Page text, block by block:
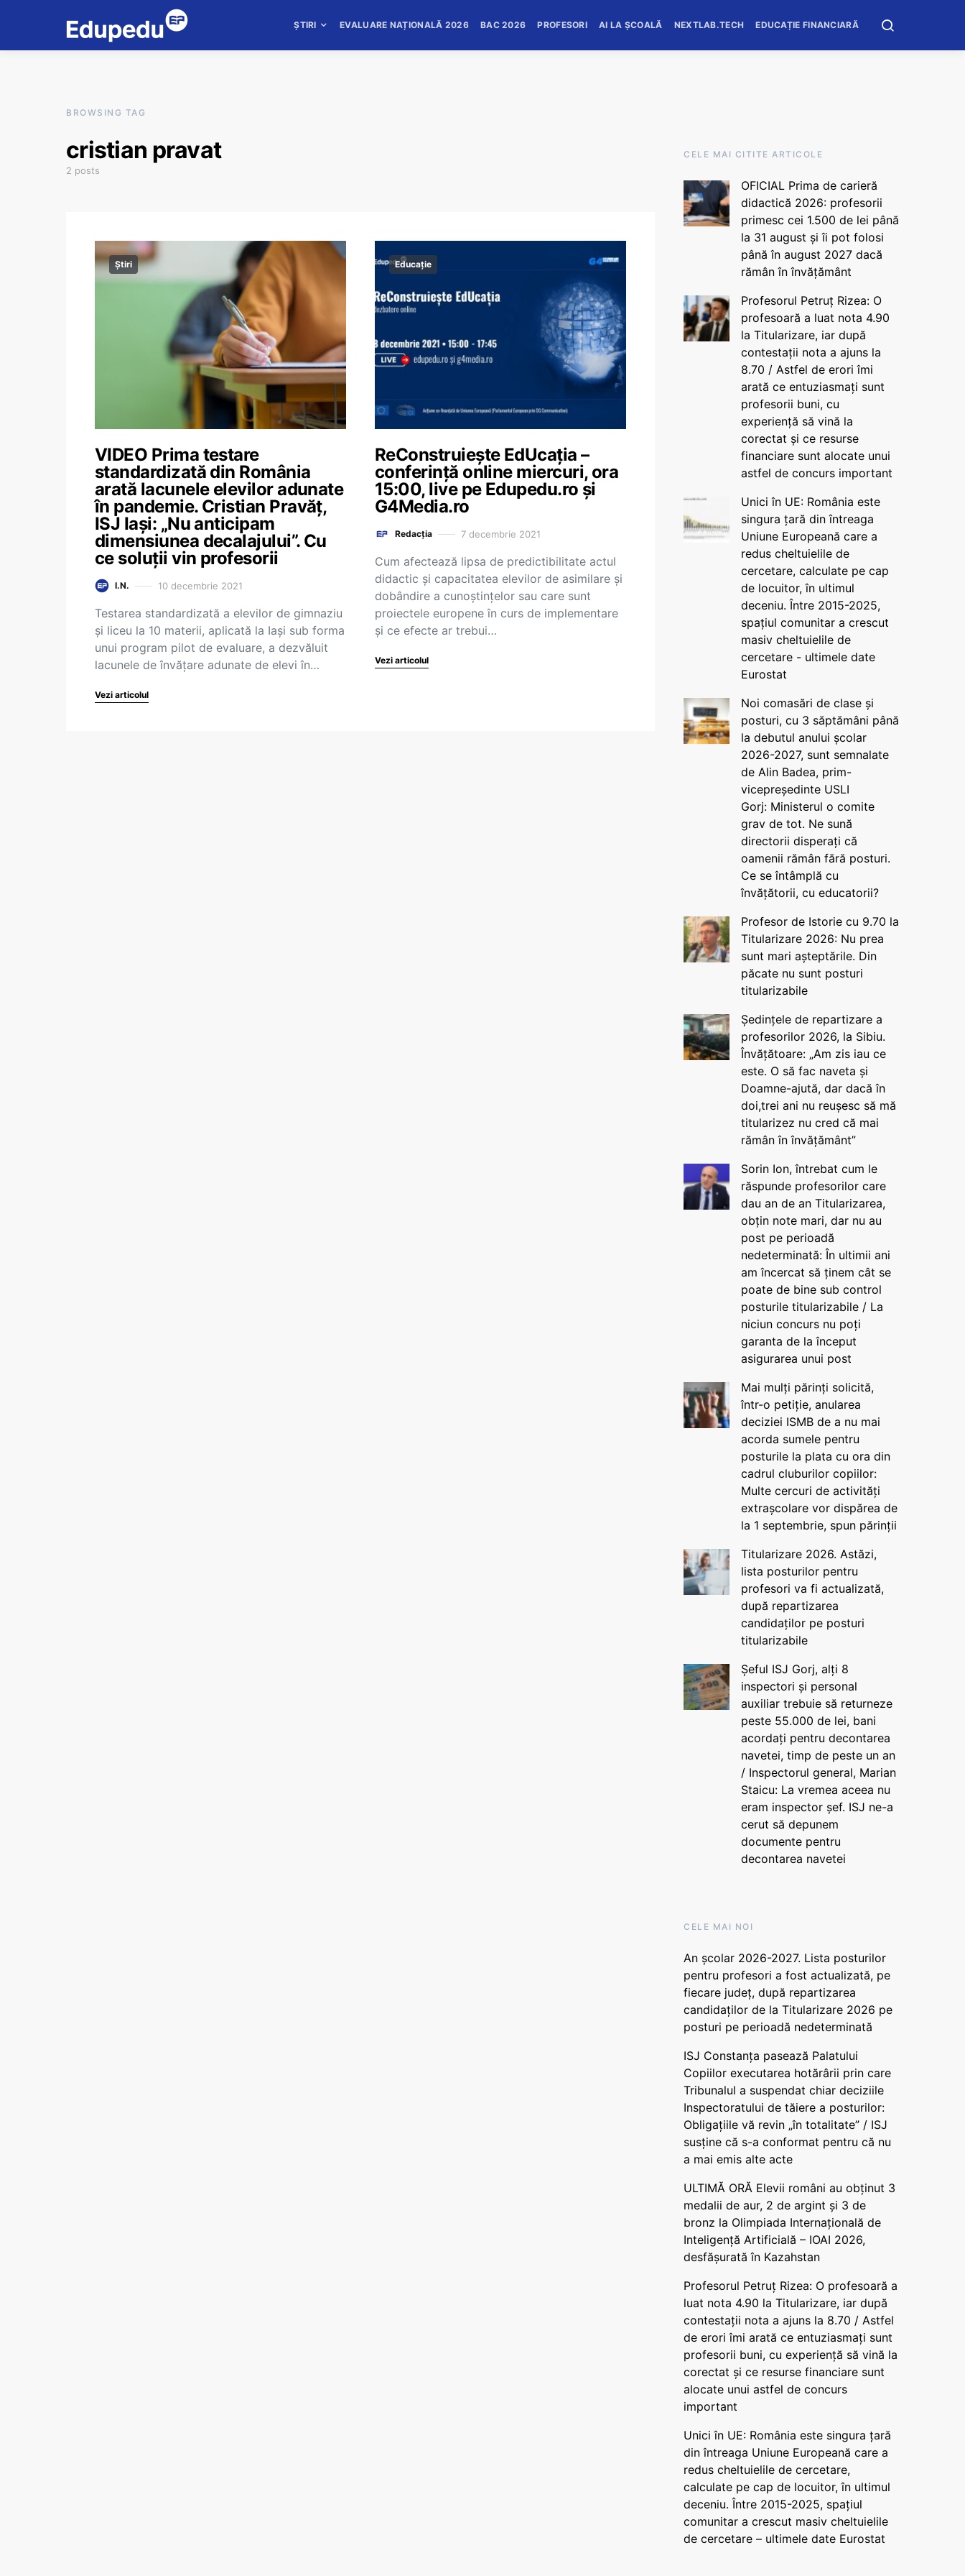
ȘTIRI EVALUARE NAȚIONALĂ 2026 BAC 2026 PROFESORI AI LA ȘCOALĂ NEXTLAB.TECH EDUCAȚIE FINANCIARĂ
BROWSING TAG
cristian pravat
2 posts
Știri
VIDEO Prima testare
standardizată din România
arată lacunele elevilor adunate
în pandemie. Cristian Pravăț,
ISJ Iași: „Nu anticipam
dimensiunea decalajului”. Cu
ce soluții vin profesorii
I.N. 10 decembrie 2021
Testarea standardizată a elevilor de gimnaziu
și liceu la 10 materii, aplicată la Iași sub forma
unui program pilot de evaluare, a dezvăluit
lacunele de învățare adunate de elevi în…
Vezi articolul
Educație
ReConstruiește EdUcația –
conferință online miercuri, ora
15:00, live pe Edupedu.ro și
G4Media.ro
Redacția 7 decembrie 2021
Cum afectează lipsa de predictibilitate actul
didactic și capacitatea elevilor de asimilare și
dobândire a cunoștințelor sau care sunt
proiectele europene în curs de implementare
și ce efecte ar trebui…
Vezi articolul
CELE MAI CITITE ARTICOLE
OFICIAL Prima de carieră
didactică 2026: profesorii
primesc cei 1.500 de lei până
la 31 august și îi pot folosi
până în august 2027 dacă
rămân în învățământ
Profesorul Petruț Rizea: O
profesoară a luat nota 4.90
la Titularizare, iar după
contestații nota a ajuns la
8.70 / Astfel de erori îmi
arată ce entuziasmați sunt
profesorii buni, cu
experiență să vină la
corectat și ce resurse
financiare sunt alocate unui
astfel de concurs important
Unici în UE: România este
singura țară din întreaga
Uniune Europeană care a
redus cheltuielile de
cercetare, calculate pe cap
de locuitor, în ultimul
deceniu. Între 2015-2025,
spațiul comunitar a crescut
masiv cheltuielile de
cercetare - ultimele date
Eurostat
Noi comasări de clase și
posturi, cu 3 săptămâni până
la debutul anului școlar
2026-2027, sunt semnalate
de Alin Badea, prim-
vicepreședinte USLI
Gorj: Ministerul o comite
grav de tot. Ne sună
directorii disperați că
oamenii rămân fără posturi.
Ce se întâmplă cu
învățătorii, cu educatorii?
Profesor de Istorie cu 9.70 la
Titularizare 2026: Nu prea
sunt mari așteptările. Din
păcate nu sunt posturi
titularizabile
Ședințele de repartizare a
profesorilor 2026, la Sibiu.
Învățătoare: „Am zis iau ce
este. O să fac naveta și
Doamne-ajută, dar dacă în
doi,trei ani nu reușesc să mă
titularizez nu cred că mai
rămân în învățământ”
Sorin Ion, întrebat cum le
răspunde profesorilor care
dau an de an Titularizarea,
obțin note mari, dar nu au
post pe perioadă
nedeterminată: În ultimii ani
am încercat să ținem cât se
poate de bine sub control
posturile titularizabile / La
niciun concurs nu poți
garanta de la început
asigurarea unui post
Mai mulți părinți solicită,
într-o petiție, anularea
deciziei ISMB de a nu mai
acorda sumele pentru
posturile la plata cu ora din
cadrul cluburilor copiilor:
Multe cercuri de activități
extrașcolare vor dispărea de
la 1 septembrie, spun părinții
Titularizare 2026. Astăzi,
lista posturilor pentru
profesori va fi actualizată,
după repartizarea
candidaților pe posturi
titularizabile
Șeful ISJ Gorj, alți 8
inspectori și personal
auxiliar trebuie să returneze
peste 55.000 de lei, bani
acordați pentru decontarea
navetei, timp de peste un an
/ Inspectorul general, Marian
Staicu: La vremea aceea nu
eram inspector șef. ISJ ne-a
cerut să depunem
documente pentru
decontarea navetei
CELE MAI NOI
An școlar 2026-2027. Lista posturilor
pentru profesori a fost actualizată, pe
fiecare județ, după repartizarea
candidaților de la Titularizare 2026 pe
posturi pe perioadă nedeterminată
ISJ Constanța pasează Palatului
Copiilor executarea hotărârii prin care
Tribunalul a suspendat chiar deciziile
Inspectoratului de tăiere a posturilor:
Obligațiile vă revin „în totalitate” / ISJ
susține că s-a conformat pentru că nu
a mai emis alte acte
ULTIMĂ ORĂ Elevii români au obținut 3
medalii de aur, 2 de argint și 3 de
bronz la Olimpiada Internațională de
Inteligență Artificială – IOAI 2026,
desfășurată în Kazahstan
Profesorul Petruț Rizea: O profesoară a
luat nota 4.90 la Titularizare, iar după
contestații nota a ajuns la 8.70 / Astfel
de erori îmi arată ce entuziasmați sunt
profesorii buni, cu experiență să vină la
corectat și ce resurse financiare sunt
alocate unui astfel de concurs
important
Unici în UE: România este singura țară
din întreaga Uniune Europeană care a
redus cheltuielile de cercetare,
calculate pe cap de locuitor, în ultimul
deceniu. Între 2015-2025, spațiul
comunitar a crescut masiv cheltuielile
de cercetare – ultimele date Eurostat